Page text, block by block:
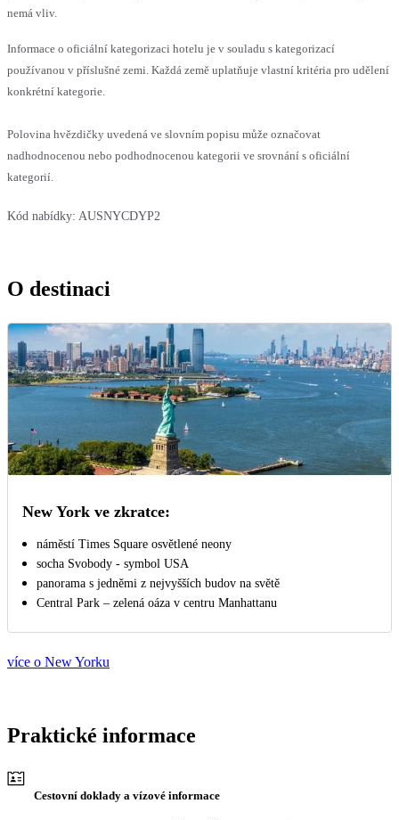
nemá vliv.
Informace o oficiální kategorizaci hotelu je v souladu s kategorizací
používanou v příslušné zemi. Každá země uplatňuje vlastní kritéria pro udělení
konkrétní kategorie.
Polovina hvězdičky uvedená ve slovním popisu může označovat
nadhodnocenou nebo podhodnocenou kategorii ve srovnání s oficiální
kategorií.
Kód nabídky: AUSNYCDYP2
O destinaci
New York ve zkratce:
náměstí Times Square osvětlené neony
socha Svobody - symbol USA
panorama s jedněmi z nejvyšších budov na světě
Central Park – zelená oáza v centru Manhattanu
více o New Yorku
Praktické informace
Cestovní doklady a vízové informace